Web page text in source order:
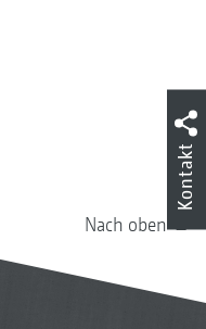
Nach oben
Kontakt